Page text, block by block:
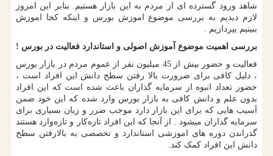
شاهد ورود گسترده ای از مردم به این بازار هستیم. بنابر این امروز
لازم دیدیم به بررسی موضوع اموزش بورس و اینکه کجا اموزش
ببینیم بپردازیم .
بررسی اهمیت موضوع آموزش اصولی و استاندارد فعالیت در بورس !
فعالیت و حضور بیش از 45 میلیون نفر از عموم مردم در بازار بورس
، دلیل کافی برای ضرورت بالا رفتن سطح دانش این افراد است ،
حضور تعداد انبوه از سرمایه گذاران باعث شده است که این افراد
بدون علم و دانش کافی به بازار بورس وارد شده که این خود ضمن
آسیب هایی که برای این بازار دارد موجب ضرر و زیان بسیاری برای
سرمایه گذاران میشود . از آنجا که این افراد تازه‌کار و تازه‌وارد هستند
گذراندن دوره های اموزشی استاندارد و تخصصی به بالارفتن سطح
دانش این افراد کمک کند.